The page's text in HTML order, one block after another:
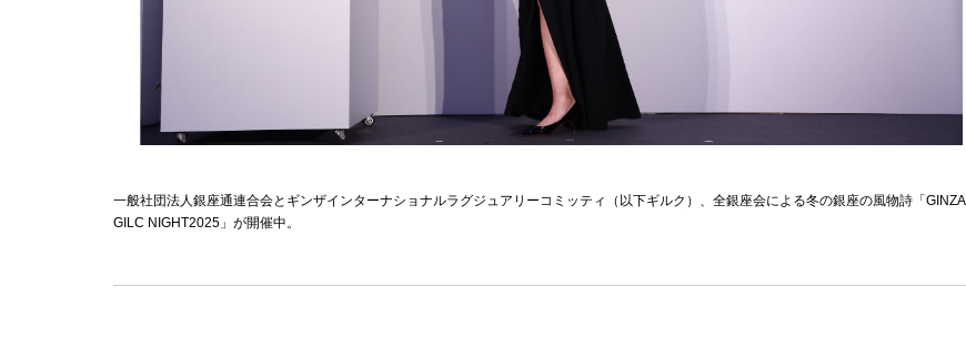
一般社団法人銀座通連合会とギンザインターナショナルラグジュアリーコミッティ（以下ギルク）、全銀座会による冬の銀座の風物詩「GINZA
GILC NIGHT2025」が開催中。